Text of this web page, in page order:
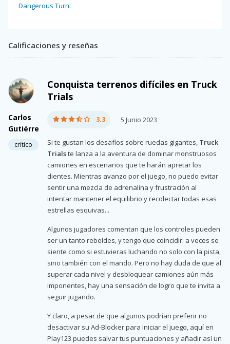
Dangerous Turn.
Calificaciones y reseñas
Carlos
Gutiérre
crítico
Conquista terrenos difíciles en Truck
Trials
3.3 5 Junio 2023
Si te gustan los desafíos sobre ruedas gigantes, Truck
Trialste lanza a la aventura de dominar monstruosos
camiones en escenarios que te harán apretar los
dientes. Mientras avanzo por el juego, no puedo evitar
sentir una mezcla de adrenalina y frustración al
intentar mantener el equilibrio y recolectar todas esas
estrellas esquivas...
Algunos jugadores comentan que los controles pueden
ser un tanto rebeldes, y tengo que coincidir: a veces se
siente como si estuvieras luchando no solo con la pista,
sino también con el mando. Pero no hay duda de que al
superar cada nivel y desbloquear camiones aún más
imponentes, hay una sensación de logro que te invita a
seguir jugando.
Y claro, a pesar de que algunos podrían preferir no
desactivar su Ad-Blocker para iniciar el juego, aquí en
Play123 puedes salvar tus puntuaciones y añadir así un